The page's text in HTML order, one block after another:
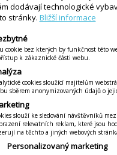
dodávají technologické
stránky. Bližší informace
cookie bez kterých by funkčnost této
k zákaznické části webu.
cookies sloužící majitelům
sběrem anonymizovaných údajů o
slouží ke sledování návštěvníků
relevatních reklam, které jsou
na těchto a jiných webových
Personalizovaný marketing
by